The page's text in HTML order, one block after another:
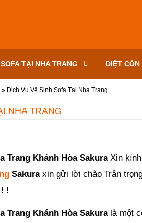
TẠI NHA TRANG DIỆT
» Dịch Vụ Vệ Sinh Sofa Tại Nha Trang
NHA TRANG
Trang Khánh Hòa Sakura Xin
Sakuraxin gửi lời chào Trân
!
Trang Khánh Hòa Sakuralà một